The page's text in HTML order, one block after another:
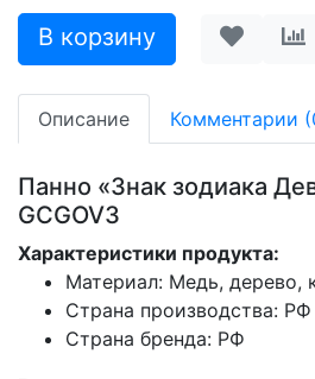
Описание Комментарии
Панно «Знак зодиака
GCGOV3
Характеристики продукта:
Материал: Медь, дерево,
Страна производства: РФ
Страна бренда: РФ